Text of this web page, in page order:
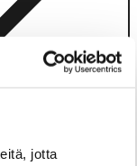
jotta